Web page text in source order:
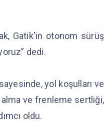
Gatik'in otonom sürüş
dedi.
yol koşulları ve
alma ve frenleme sertliği,
oldu.